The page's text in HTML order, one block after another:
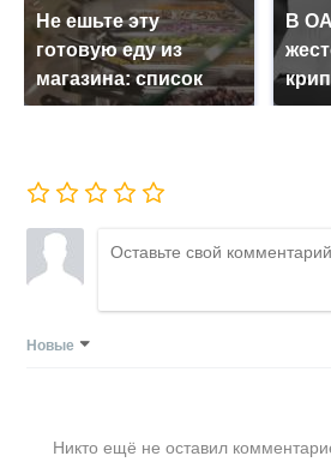
Не ешьте эту
готовую еду из
магазина: список
В
Новые
Никто ещё не оставил